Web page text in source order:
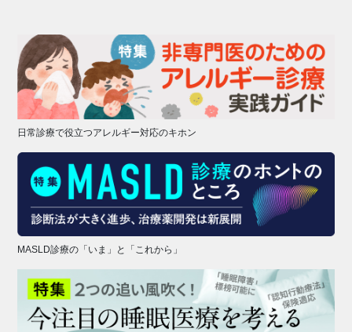
日常診療で役立つアレルギー対応のキホン
MASLD診療の「いま」と「これから」